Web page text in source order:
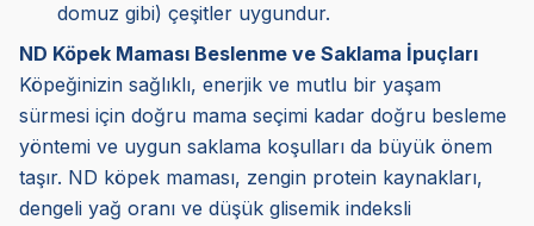
domuz gibi) çeşitler uygundur.
ND Köpek Maması Beslenme ve Saklama İpuçları
Köpeğinizin sağlıklı, enerjik ve mutlu bir yaşam
sürmesi için doğru mama seçimi kadar doğru besleme
yöntemi ve uygun saklama koşulları da büyük önem
taşır. ND köpek maması, zengin protein kaynakları,
dengeli yağ oranı ve düşük glisemik indeksli